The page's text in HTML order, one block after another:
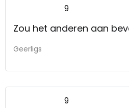
9
Zou het anderen aan
Geerligs
9